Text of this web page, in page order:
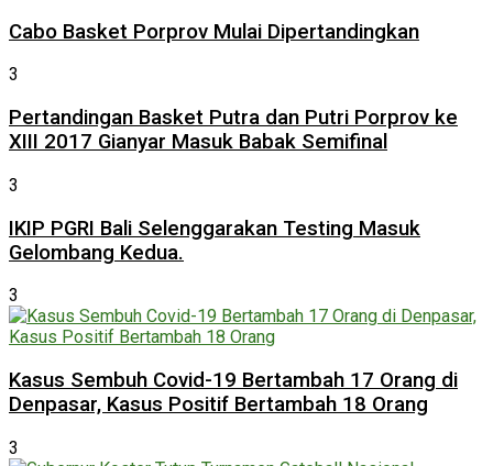
Cabo Basket Porprov Mulai Dipertandingkan
3
Pertandingan Basket Putra dan Putri Porprov ke
XIII 2017 Gianyar Masuk Babak Semifinal
3
IKIP PGRI Bali Selenggarakan Testing Masuk
Gelombang Kedua.
3
Kasus Sembuh Covid-19 Bertambah 17 Orang di
Denpasar, Kasus Positif Bertambah 18 Orang
3